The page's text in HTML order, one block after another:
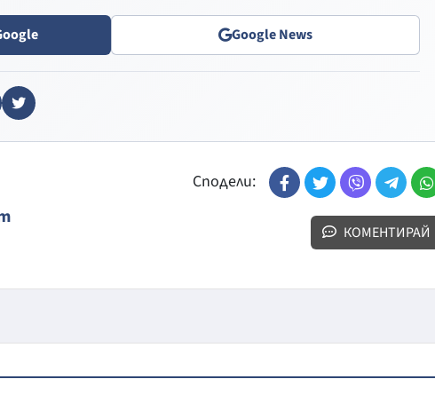
Google News
Сподели:
КОМЕНТИРАЙ